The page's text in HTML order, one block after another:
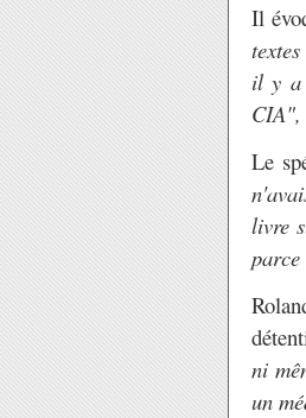
Il
il y a
CIA",
Le
livre
ni
un